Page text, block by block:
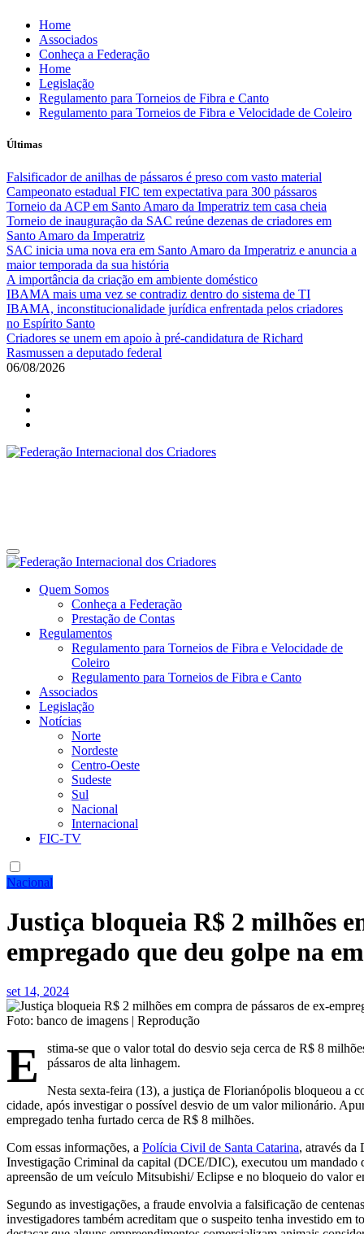
Skip
content
Home
Associados
Conheça a Federação
Home
Legislação
Regulamento para Torneios de Fibra e Canto
Regulamento para Torneios de Fibra e Velocidade de Coleiro
Últimas
Falsificador de anilhas de pássaros é preso com vasto material
Campeonato estadual FIC tem expectativa para 300 pássaros
Torneio da ACP em Santo Amaro da Imperatriz tem casa cheia
Torneio de inauguração da SAC reúne dezenas de criadores em
Santo Amaro da Imperatriz
SAC inicia uma nova era em Santo Amaro da Imperatriz e anuncia a
maior temporada da sua história
A importância da criação em ambiente doméstico
IBAMA mais uma vez se contradiz dentro do sistema de TI
IBAMA, inconstitucionalidade jurídica enfrentada pelos criadores
no Espírito Santo
Criadores se unem em apoio à pré-candidatura de Richard
Rasmussen a deputado federal
06/08/2026
Site da Federação Internacional dos Criadores de Pássaros
Quem Somos
Conheça a Federação
Prestação de Contas
Regulamentos
Regulamento para Torneios de Fibra e Velocidade de
Coleiro
Regulamento para Torneios de Fibra e Canto
Associados
Legislação
Notícias
Norte
Nordeste
Centro-Oeste
Sudeste
Sul
Nacional
Internacional
FIC-TV
Nacional
Justiça bloqueia R$ 2 milhões
empregado que deu golpe na
set 14, 2024
Foto: banco de imagens | Reprodução
E
stima-se que o valor total do desvio seja cerca de R$ 8
pássaros de alta linhagem.
Nesta sexta-feira (13), a justiça de Florianópolis bloqueou a
cidade, após investigar o possível desvio de um valor milionário.
empregado tenha furtado cerca de R$ 8 milhões.
Com essas informações, a Polícia Civil de Santa Catarina, através da
Investigação Criminal da capital (DCE/DIC), executou um mandado
apreensão de um veículo Mitsubishi/ Eclipse e no bloqueio do valor
Segundo as investigações, a fraude envolvia a falsificação de
investigadores também acreditam que o suspeito tenha investido em